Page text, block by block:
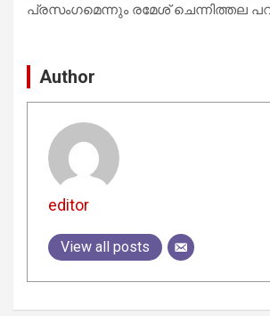
പ്രസംഗമെന്നും രമേശ് ചെന്നിത്തല
Author
editor
View all posts